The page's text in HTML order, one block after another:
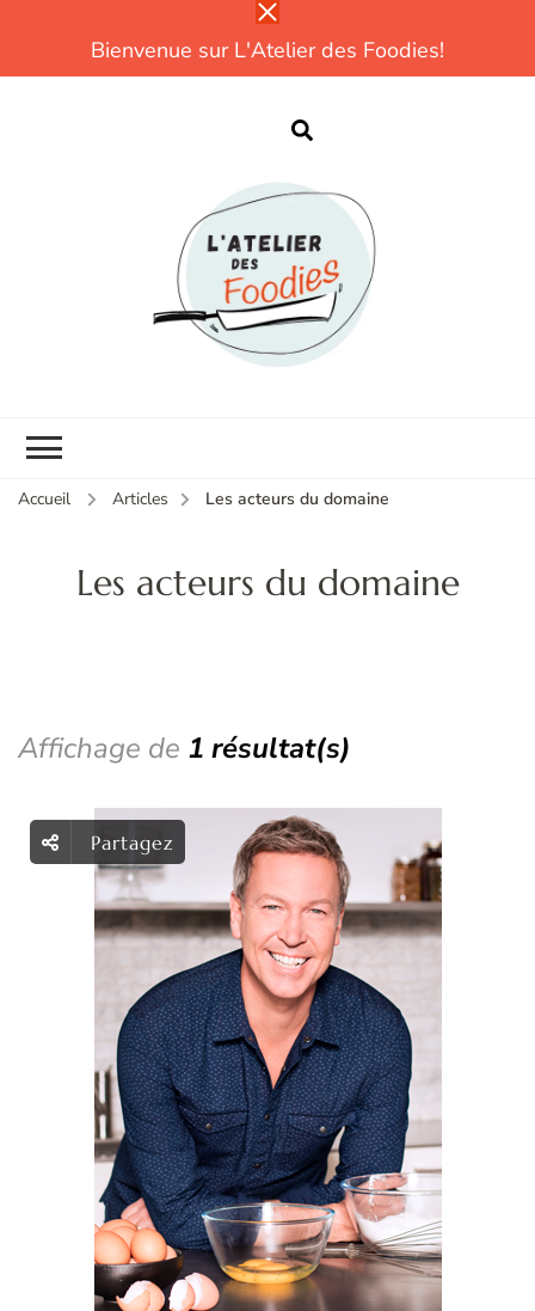
Bienvenue sur L'Atelier des Foodies!
Accueil
Articles Les acteurs du domaine
Les acteurs du domaine
Affichage de 1 résultat(s)
Partagez